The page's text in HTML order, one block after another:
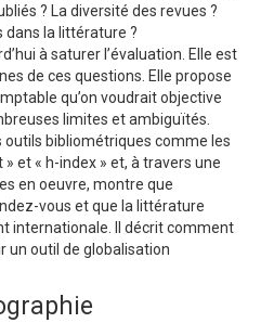
? La diversité des revues ?
dans la littérature ?
à saturer l’évaluation. Elle est
de ces questions. Elle propose
qu’on voudrait objective
limites et ambiguïtés.
outils bibliométriques comme les
et « h-index » et, à travers une
en oeuvre, montre que
vous et que la littérature
internationale. Il décrit comment
un outil de globalisation